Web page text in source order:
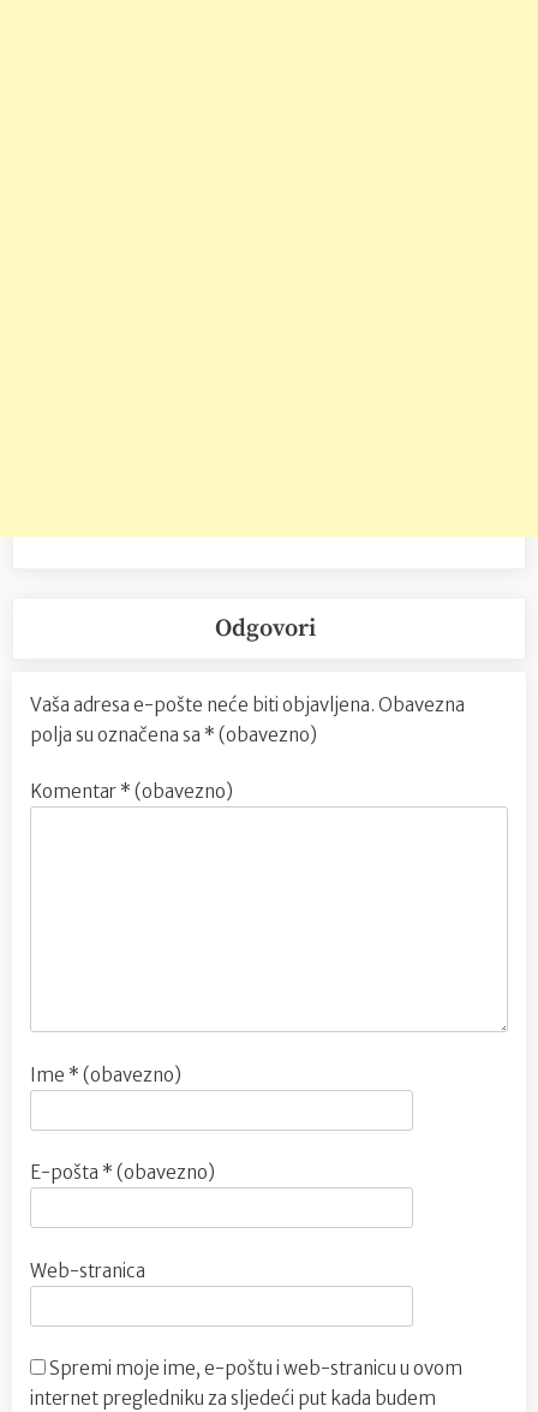
Odgovori
Vaša adresa e-pošte neće biti objavljena. Obavezna
polja su označena sa * (obavezno)
Komentar * (obavezno)
Ime * (obavezno)
E-pošta * (obavezno)
Web-stranica
Spremi moje ime, e-poštu i web-stranicu u ovom
internet pregledniku za sljedeći put kada budem